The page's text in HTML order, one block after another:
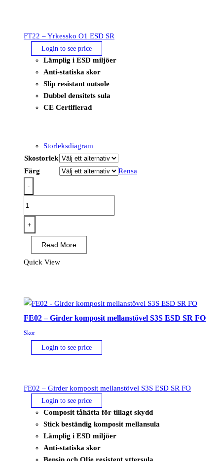
FT22 – Yrkessko O1 ESD SR
Login to see price
Lämplig i ESD miljöer
Anti-statiska skor
Slip resistant outsole
Dubbel densitets sula
CE Certifierad
Storleksdiagram
Skostorlek
Färg
Rensa
-
Yrkessko
O1
SR
+
Read More
Quick View
FE02 – Girder komposit mellanstövel S3S ESD SR FO
Skor
Login to see price
FE02 – Girder komposit mellanstövel S3S ESD SR FO
Login to see price
Composit tåhätta för tillagt skydd
Stick beständig komposit mellansula
Lämplig i ESD miljöer
Anti-statiska skor